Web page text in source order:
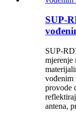
SUP-
SUP-
mjerenje
vođenim
provode
antena,